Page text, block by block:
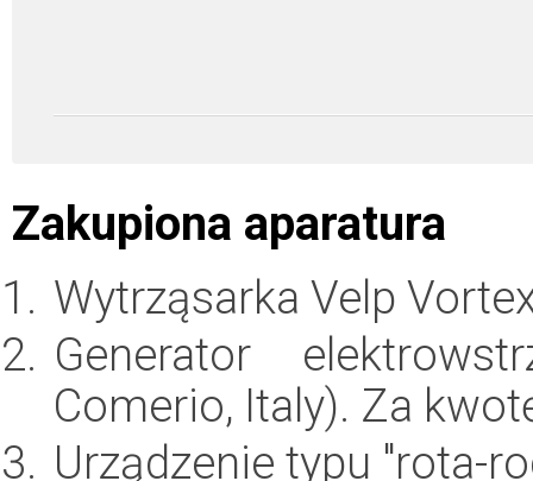
Zakupiona aparatura
Wytrząsarka Velp
Generator
Comerio, Italy). Za
Urządzenie typu "rota-